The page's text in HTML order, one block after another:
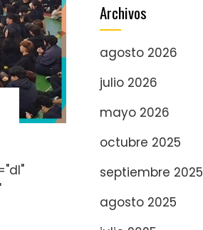
Archivos
agosto 2026
julio 2026
mayo 2026
octubre 2025
septiembre 2025
agosto 2025